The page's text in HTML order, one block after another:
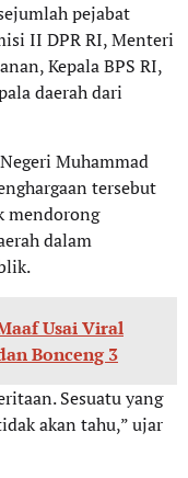
pejabat
II DPR RI, Menteri
Kepala BPS RI,
daerah dari
Muhammad
tersebut
mendorong
dalam
Usai Viral
Bonceng 3
Sesuatu yang
akan tahu,” ujar